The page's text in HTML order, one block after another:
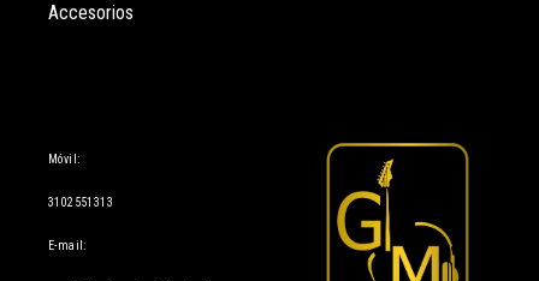
Accesorios
Móvil:
3102551313
E-mail: